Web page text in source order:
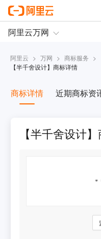
阿里云 > 万网 > 商标服务 >
【半千舍设计】商标详情
商标详情 近期商标资
【半千舍设计